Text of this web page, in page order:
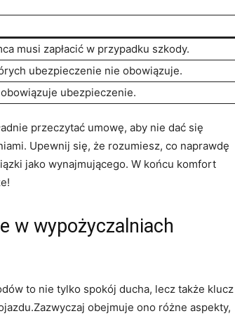
musi zapłacić w przypadku szkody.
ubezpieczenie nie obowiązuje.
ubezpieczenie.
przeczytać umowę, aby nie dać się
Upewnij ⁢się, że rozumiesz,‍ co naprawdę
jako wynajmującego. W końcu komfort‌
w wypożyczalniach
to nie ⁤tylko spokój ducha, ⁤lecz także klucz
obejmuje ono różne aspekty,